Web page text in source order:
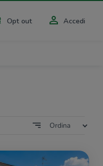
Opt out Accedi
Ordina